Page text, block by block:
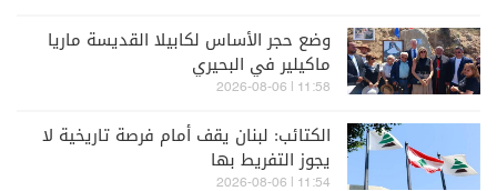
وضع حجر الأساس لكابيلا القديسة ماريا
ماكيلير في البحيري
11:58 | 2026-08-06
الكتائب: لبنان يقف أمام فرصة تاريخية لا
يجوز التفريط بها
11:54 | 2026-08-06